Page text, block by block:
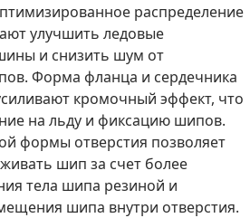
распределение
улучшить ледовые
и снизить шум от
Форма фланца и сердечника
кромочный эффект, что
на льду и фиксацию шипов.
формы отверстия позволяет
шип за счет более
тела шипа резиной и
шипа внутри отверстия.